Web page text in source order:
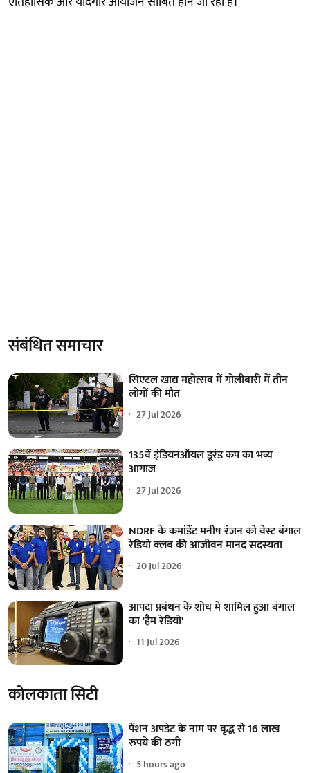
संबंधित समाचार
सिएटल खाद्य महोत्सव में गोलीबारी में तीन
लोगों की मौत
27 Jul 2026
135वें इंडियनऑयल डूरंड कप का भव्य
आगाज
27 Jul 2026
NDRF के कमांडेंट मनीष रंजन को वेस्ट बंगाल
रेडियो क्लब की आजीवन मानद सदस्यता
20 Jul 2026
आपदा प्रबंधन के शोध में शामिल हुआ बंगाल
का 'हैम रेडियो'
11 Jul 2026
कोलकाता सिटी
पेंशन अपडेट के नाम पर वृद्ध से 16 लाख
रुपये की ठगी
5 hours ago